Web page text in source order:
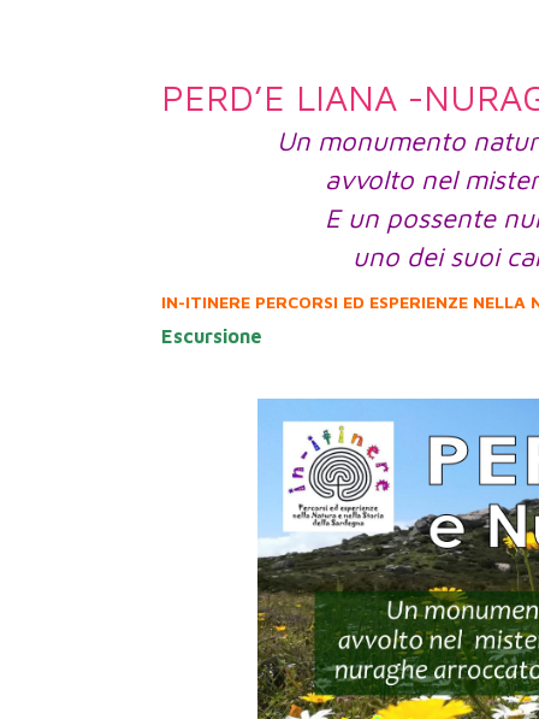
PERD’E LIANA -
Un monumento
avvolto nel
E un possente
uno dei suoi
IN-ITINERE PERCORSI ED ESPERIENZE
Escursione